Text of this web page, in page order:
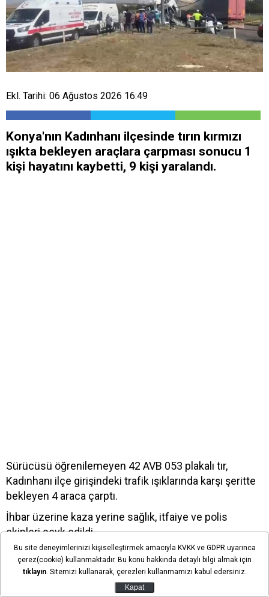
Ekl. Tarihi: 06 Ağustos 2026 16:49
Konya'nın Kadınhanı ilçesinde tırın kırmızı
ışıkta bekleyen araçlara çarpması sonucu 1
kişi hayatını kaybetti, 9 kişi yaralandı.
Sürücüsü öğrenilemeyen 42 AVB 053 plakalı tır,
Kadınhanı ilçe girişindeki trafik ışıklarında karşı şeritte
bekleyen 4 araca çarptı.
İhbar üzerine kaza yerine sağlık, itfaiye ve polis
ekipleri sevk edildi.
Kazada 1 kişi hayatını kaybetti, yaralanan 9 kişi
ambulanslarla çevredeki hastanelere kaldırıldı.
Bu site deneyimlerinizi kişiselleştirmek amacıyla KVKK ve GDPR uyarınca
çerez(cookie) kullanmaktadır. Bu konu hakkında detaylı bilgi almak için
tıklayın. Sitemizi kullanarak, çerezleri kullanmamızı kabul edersiniz.
Kapat